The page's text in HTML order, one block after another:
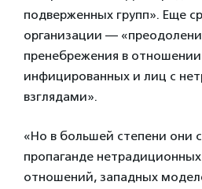
подверженных групп». Еще
организации —
пренебрежения в
инфицированных и лиц с
взглядами».
«Но в большей степени они
пропаганде
отношений, западных